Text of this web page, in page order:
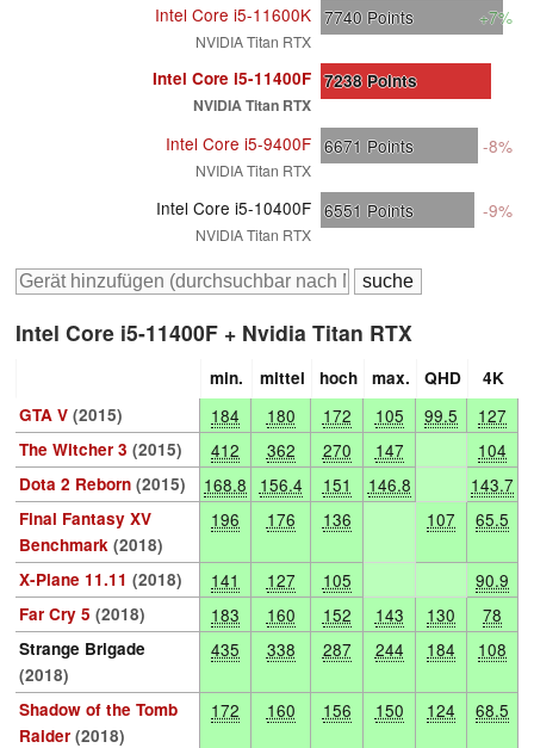
Intel Core i5-11600K
NVIDIA Titan RTX
7740 Points +7%
Intel Core i5-11400F
NVIDIA Titan RTX
7238 Points
Intel Core i5-9400F
NVIDIA Titan RTX
6671 Points -8%
Intel Core i5-10400F
NVIDIA Titan RTX
6551 Points -9%
Intel Core i5-11400F + Nvidia Titan RTX
min. mittel hoch max. QHD
4K
GTA V (2015) 184 180 172 105 99.5 127
The Witcher 3 (2015) 412 362 270 147 104
Dota 2 Reborn (2015) 168.8 156.4 151 146.8 143.7
Final Fantasy XV
Benchmark (2018)
196 176 136 107 65.5
X-Plane 11.11 (2018) 141 127 105 90.9
Far Cry 5 (2018) 183 160 152 143 130 78
Strange Brigade
(2018)
435 338 287 244 184 108
Shadow of the Tomb
Raider (2018)
172 160 156 150 124 68.5